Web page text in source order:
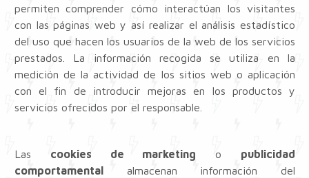
permiten comprender cómo interactúan los visitantes
con las páginas web y así realizar el análisis estadístico
del uso que hacen los usuarios de la web de los servicios
prestados. La información recogida se utiliza en la
medición de la actividad de los sitios web o aplicación
con el fin de introducir mejoras en los productos y
servicios ofrecidos por el responsable.
Las cookies de marketing o publicidad
comportamental almacenan información del